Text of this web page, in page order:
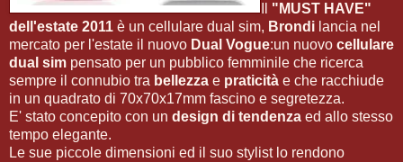
"MUST HAVE"
dell'estate 2011 è un cellulare dual sim, Brondi lancia nel
mercato per l'estate il nuovo Dual Vogue:un nuovo cellulare
dual sim pensato per un pubblico femminile che ricerca
sempre il connubio tra bellezza e praticità e che racchiude
in un quadrato di 70x70x17mm fascino e segretezza.
E' stato concepito con un design di tendenza ed allo stesso
tempo elegante.
Le sue piccole dimensioni ed il suo stylist lo rendono